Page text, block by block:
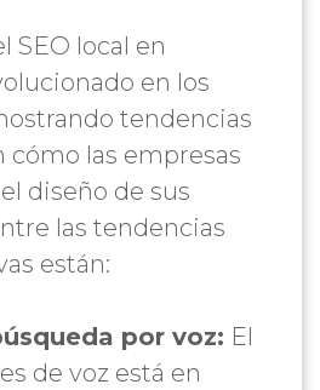
SEO local en
en los
tendencias
cómo las empresas
diseño de sus
las tendencias
están:
por voz: El
de voz está en